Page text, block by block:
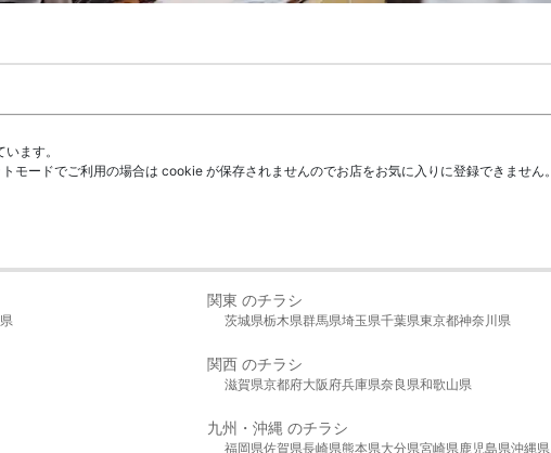
ます。
モードでご利用の場合は cookie が保存されませんのでお店をお気に入りに登録できません。
関東 のチラシ
茨城県栃木県群馬県埼玉県千葉県東京都神奈川県
関西 のチラシ
滋賀県京都府大阪府兵庫県奈良県和歌山県
九州・沖縄 のチラシ
福岡県佐賀県長崎県熊本県大分県宮崎県鹿児島県沖縄県